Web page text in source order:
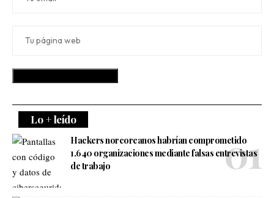
Lo + leído
Hackers norcoreanos habrían comprometido
1.640 organizaciones mediante falsas entrevistas
de trabajo